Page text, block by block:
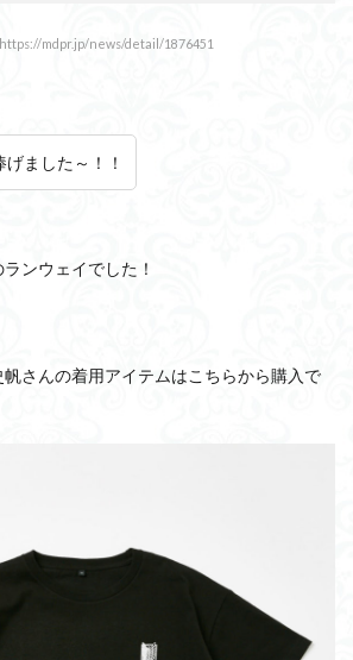
mdpr.jp/news/detail/1876451
げました～！！
ンウェイでした！
さんの着用アイテムはこちらから購入で